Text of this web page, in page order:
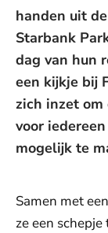
handen uit
Starbank
dag van hun
een kijkje bij
zich inzet
voor
mogelijk te
Samen met
ze een